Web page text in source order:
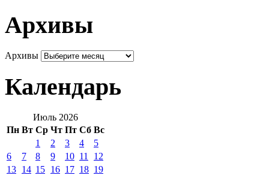
Архивы
Архивы
Календарь
Июль 2026
Пн Вт Ср Чт Пт Сб Вс
1 2 3 4
5
6
7 8 9 10 11
12
13 14 15 16 17 18 19